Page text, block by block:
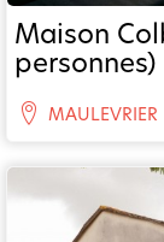
Maison
personnes)
MAULEVRIER